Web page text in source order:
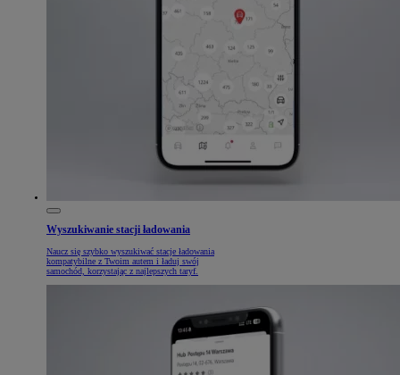
Wyszukiwanie stacji ładowania
Naucz się szybko wyszukiwać stacje ładowania
kompatybilne z Twoim autem i ładuj swój
samochód, korzystając z najlepszych taryf.